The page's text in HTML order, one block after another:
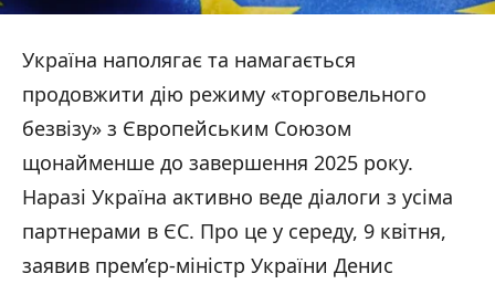
Україна наполягає та намагається
продовжити дію режиму «торговельного
безвізу» з Європейським Союзом
щонайменше до завершення 2025 року.
Наразі Україна активно веде діалоги з усіма
партнерами в ЄС. Про це у середу, 9 квітня,
заявив прем’єр-міністр України Денис